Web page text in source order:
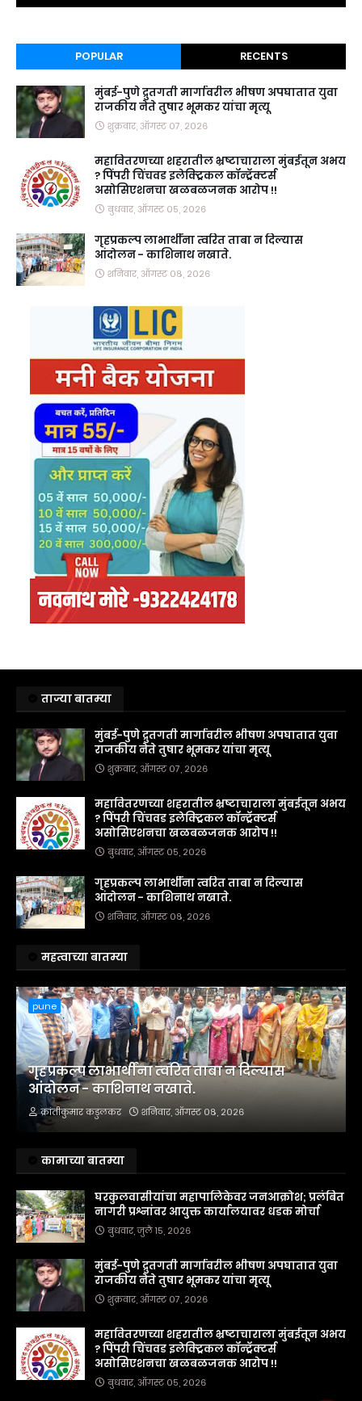
POPULAR RECENTS
मुंबई-पुणे द्रुतगती मार्गावरील भीषण अपघातात युवा
राजकीय नेते तुषार भूमकर यांचा मृत्यू
शुक्रवार, ऑगस्ट ०७, २०२६
महावितरणच्या शहरातील भ्रष्टाचाराला मुंबईतून अभय
? पिंपरी चिंचवड इलेक्ट्रिकल कॉन्ट्रॅक्टर्स
असोसिएशनचा खळबळजनक आरोप !!
बुधवार, ऑगस्ट ०५, २०२६
गृहप्रकल्प लाभार्थींना त्वरित ताबा न दिल्यास
आंदोलन - काशिनाथ नखाते.
शनिवार, ऑगस्ट ०८, २०२६
ताज्या बातम्या
मुंबई-पुणे द्रुतगती मार्गावरील भीषण अपघातात युवा
राजकीय नेते तुषार भूमकर यांचा मृत्यू
शुक्रवार, ऑगस्ट ०७, २०२६
महावितरणच्या शहरातील भ्रष्टाचाराला मुंबईतून अभय
? पिंपरी चिंचवड इलेक्ट्रिकल कॉन्ट्रॅक्टर्स
असोसिएशनचा खळबळजनक आरोप !!
बुधवार, ऑगस्ट ०५, २०२६
गृहप्रकल्प लाभार्थींना त्वरित ताबा न दिल्यास
आंदोलन - काशिनाथ नखाते.
शनिवार, ऑगस्ट ०८, २०२६
महत्वाच्या बातम्या
pune
गृहप्रकल्प लाभार्थींना त्वरित ताबा न दिल्यास
आंदोलन - काशिनाथ नखाते.
क्रांतीकुमार कडुलकर शनिवार, ऑगस्ट ०८, २०२६
कामाच्या बातम्या
घरकुलवासीयांचा महापालिकेवर जनआक्रोश; प्रलंबित
नागरी प्रश्नांवर आयुक्त कार्यालयावर धडक मोर्चा
बुधवार, जुलै १५, २०२६
मुंबई-पुणे द्रुतगती मार्गावरील भीषण अपघातात युवा
राजकीय नेते तुषार भूमकर यांचा मृत्यू
शुक्रवार, ऑगस्ट ०७, २०२६
महावितरणच्या शहरातील भ्रष्टाचाराला मुंबईतून अभय
? पिंपरी चिंचवड इलेक्ट्रिकल कॉन्ट्रॅक्टर्स
असोसिएशनचा खळबळजनक आरोप !!
बुधवार, ऑगस्ट ०५, २०२६